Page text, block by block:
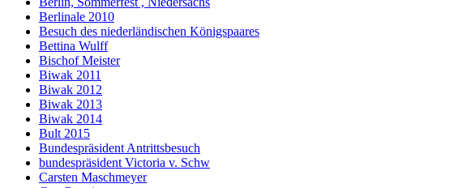
Berlinale 2010
Besuch des niederländischen Königspaares
Bettina Wulff
Bischof Meister
Biwak 2011
Biwak 2012
Biwak 2013
Biwak 2014
Bult 2015
Bundespräsident Antrittsbesuch
bundespräsident Victoria v. Schw
Carsten Maschmeyer